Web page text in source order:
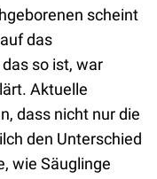
scheint
das
so ist, war
Aktuelle
dass nicht nur die
den Unterschied
wie Säuglinge